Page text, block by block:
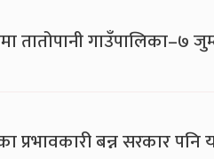
तातोपानी गाउँपालिका–७
बन्न सरकार पनि